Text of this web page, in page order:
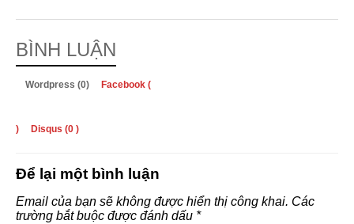
BÌNH LUẬN
Wordpress (0) Facebook (
) Disqus (0 )
Để lại một bình luận
Email của bạn sẽ không được hiển thị công khai. Các
trường bắt buộc được đánh dấu *